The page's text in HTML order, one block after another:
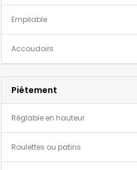
Empilable
Accoudoirs
Piétement
Réglable en hauteur
Roulettes ou patins